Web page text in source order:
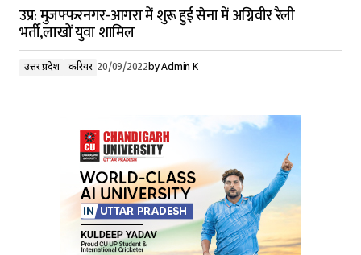
उप्र: मुजफ्फरनगर-आगरा में शुरू हुई सेना में अग्निवीर रैली
भर्ती,लाखों युवा शामिल
उत्तर प्रदेश करियर 20/09/2022byAdmin K